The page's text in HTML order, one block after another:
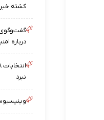
کشته خبر
گفت‌وگوی
درباره
نبرد